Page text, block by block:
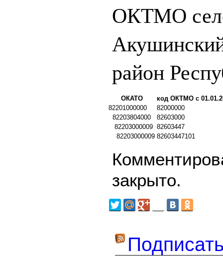
ОКТМО
район
ОКАТО
код ОКТМО с
82201000000
82000000
82203804000
82603000
82203000009 82603447
82203000009 82603447101
закрыто.